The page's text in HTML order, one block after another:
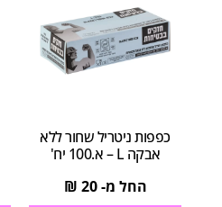
כפפות ניטריל שחור ללא
אבקה L – א.100 יח'
החל מ-20
₪